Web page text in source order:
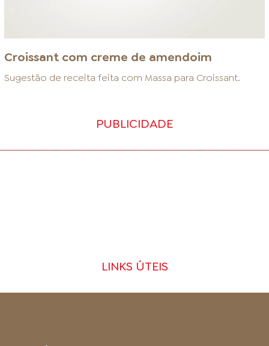
Croissant com creme de amendoim
Sugestão de receita feita com Massa para Croissant.
PUBLICIDADE
LINKS ÚTEIS